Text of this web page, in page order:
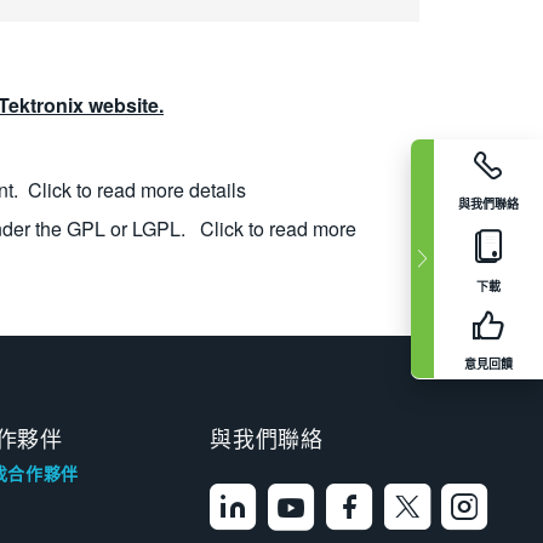
與我們聯絡
下載
意見回饋
website.
Click to read more details
the GPL or LGPL. Click to read more
夥伴
合作夥伴
與我們聯絡